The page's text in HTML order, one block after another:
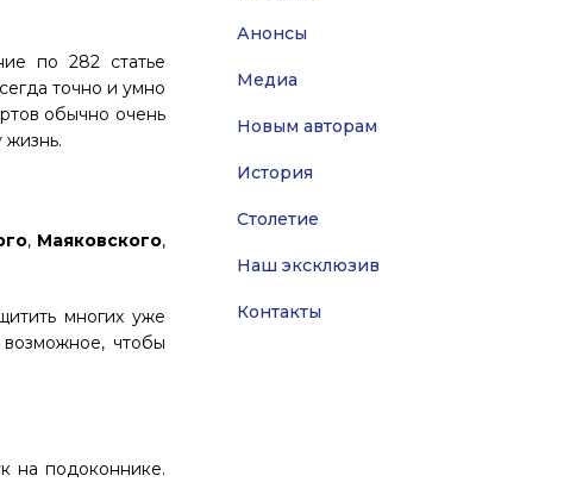
по 282 статье
точно и умно
обычно очень
жизнь.
, Маяковского,
многих уже
чтобы
на подоконнике.
Анонсы
Медиа
Новым авторам
История
Столетие
Наш эксклюзив
Контакты